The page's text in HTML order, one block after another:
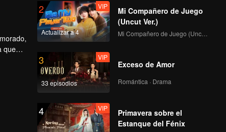
que
2
Actualizar a 4
VIP
Mi Compañero de Juego
(Uncut Ver.)
Mi Compañero de Juego (Uncut Ver.)
3
33 episodios
VIP
Exceso de Amor
Romántica · Drama
4 VIP
Primavera sobre el
Estanque del Fénix